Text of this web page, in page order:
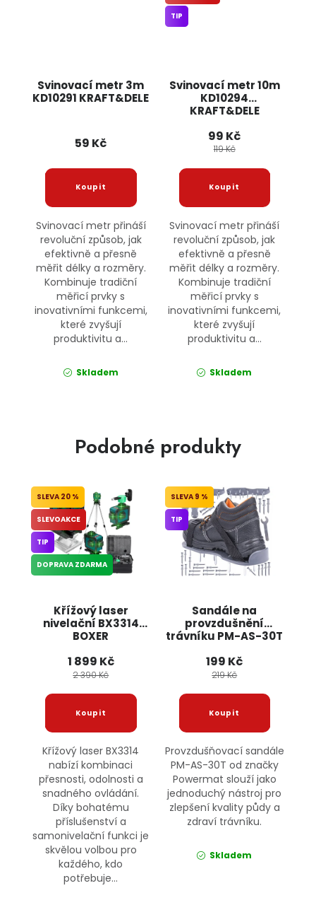
Svinovací metr 3m
KD10291 KRAFT&DELE
59 Kč
Svinovací metr přináší
revoluční způsob, jak
efektivně a přesně
měřit délky a rozměry.
Kombinuje tradiční
měřicí prvky s
inovativními funkcemi,
které zvyšují
produktivitu a...
Skladem
Svinovací metr 10m
KD10294
KRAFT&DELE
TIP
99 Kč
119 Kč
Svinovací metr přináší
revoluční způsob, jak
efektivně a přesně
měřit délky a rozměry.
Kombinuje tradiční
měřicí prvky s
inovativními funkcemi,
které zvyšují
produktivitu a...
Skladem
Podobné produkty
Křížový laser
nivelační BX3314
BOXER
20 %
SLEVOAKCE
TIP
DOPRAVA ZDARMA
1 899 Kč
2 390 Kč
Křížový laser BX3314
nabízí kombinaci
přesnosti, odolnosti a
snadného ovládání.
Díky bohatému
příslušenství a
samonivelační funkci je
skvělou volbou pro
každého, kdo
potřebuje...
Sandále na
provzdušnění
trávníku PM-AS-30T
9 %
TIP
199 Kč
219 Kč
Provzdušňovací sandále
PM-AS-30T od značky
Powermat slouží jako
jednoduchý nástroj pro
zlepšení kvality půdy a
zdraví trávníku.
Skladem